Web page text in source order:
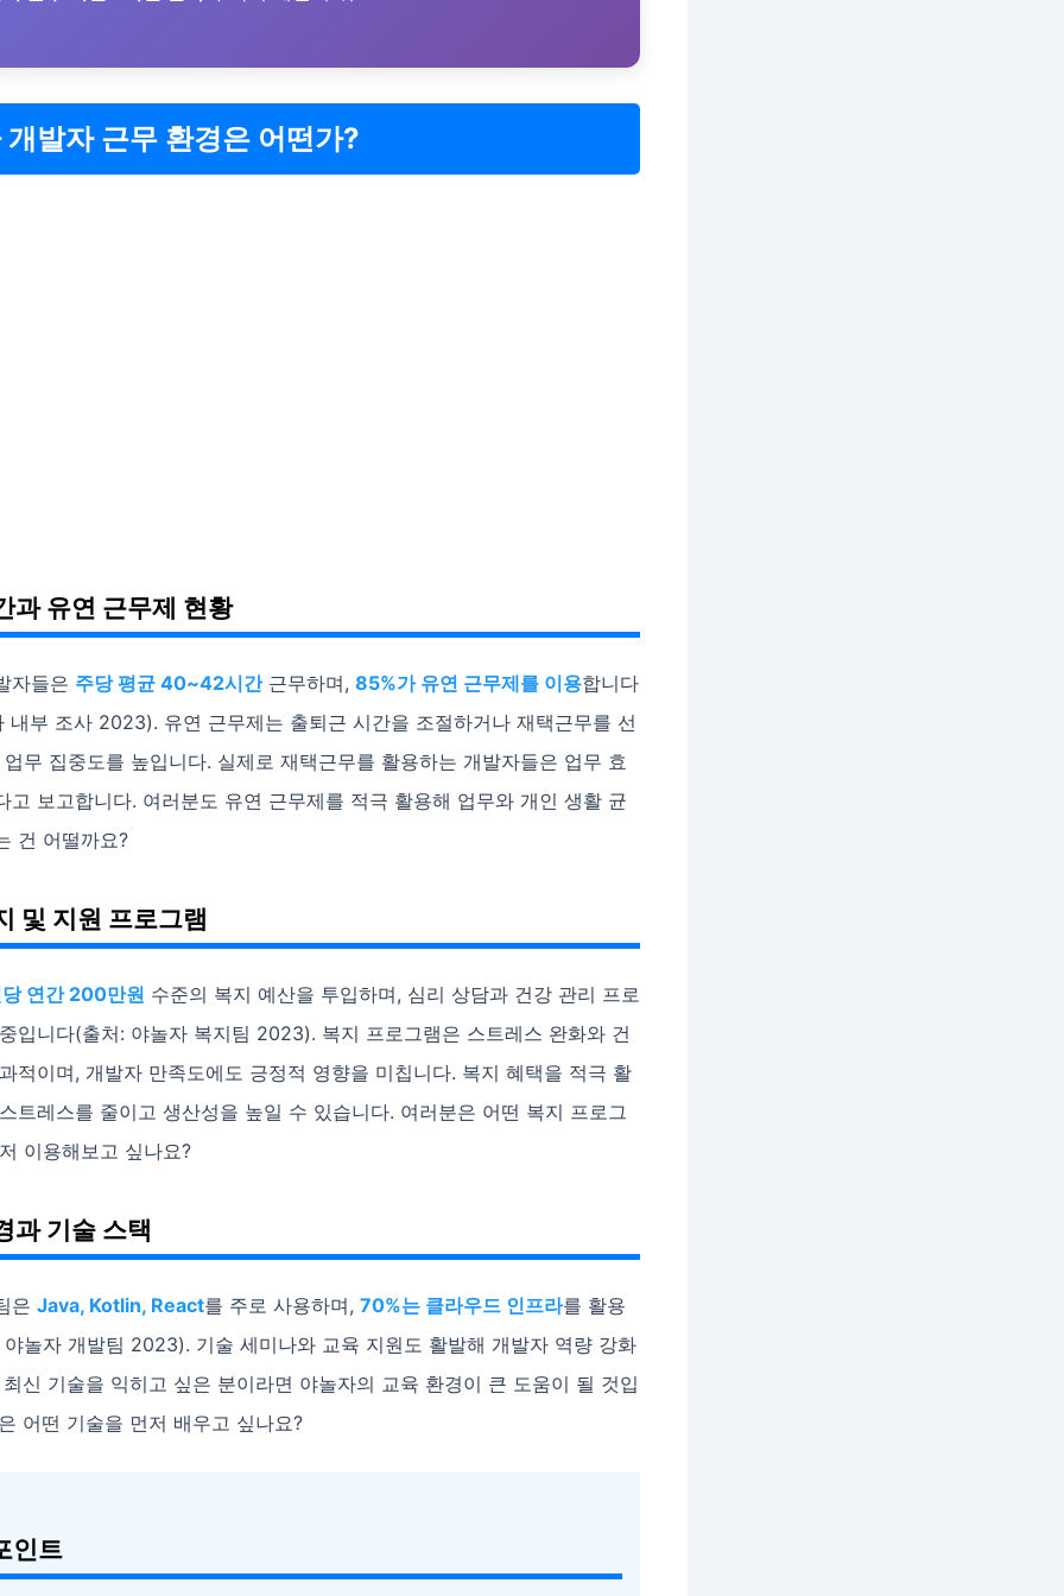
개발자 근무 환경은 어떤가?
과 유연 근무제 현황
자들은 주당 평균 40~42시간근무하며, 85%가 유연 근무제를 이용합니다
내부 조사 2023). 유연 근무제는 출퇴근 시간을 조절하거나 재택근무를 선
무 집중도를 높입니다. 실제로 재택근무를 활용하는 개발자들은 업무 효
고 보고합니다. 여러분도 유연 근무제를 적극 활용해 업무와 개인 생활 균
건 어떨까요?
및 지원 프로그램
연간 200만원 수준의 복지 예산을 투입하며, 심리 상담과 건강 관리 프로
입니다(출처: 야놀자 복지팀 2023). 복지 프로그램은 스트레스 완화와 건
적이며, 개발자 만족도에도 긍정적 영향을 미칩니다. 복지 혜택을 적극 활
트레스를 줄이고 생산성을 높일 수 있습니다. 여러분은 어떤 복지 프로그
이용해보고 싶나요?
과 기술 스택
은 Java, Kotlin, React를 주로 사용하며, 70%는 클라우드 인프라를 활용
놀자 개발팀 2023). 기술 세미나와 교육 지원도 활발해 개발자 역량 강화
신 기술을 익히고 싶은 분이라면 야놀자의 교육 환경이 큰 도움이 될 것입
어떤 기술을 먼저 배우고 싶나요?
인트